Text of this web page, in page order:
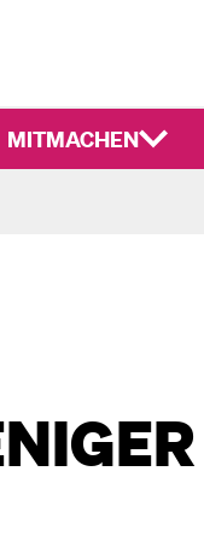
MITMACHEN